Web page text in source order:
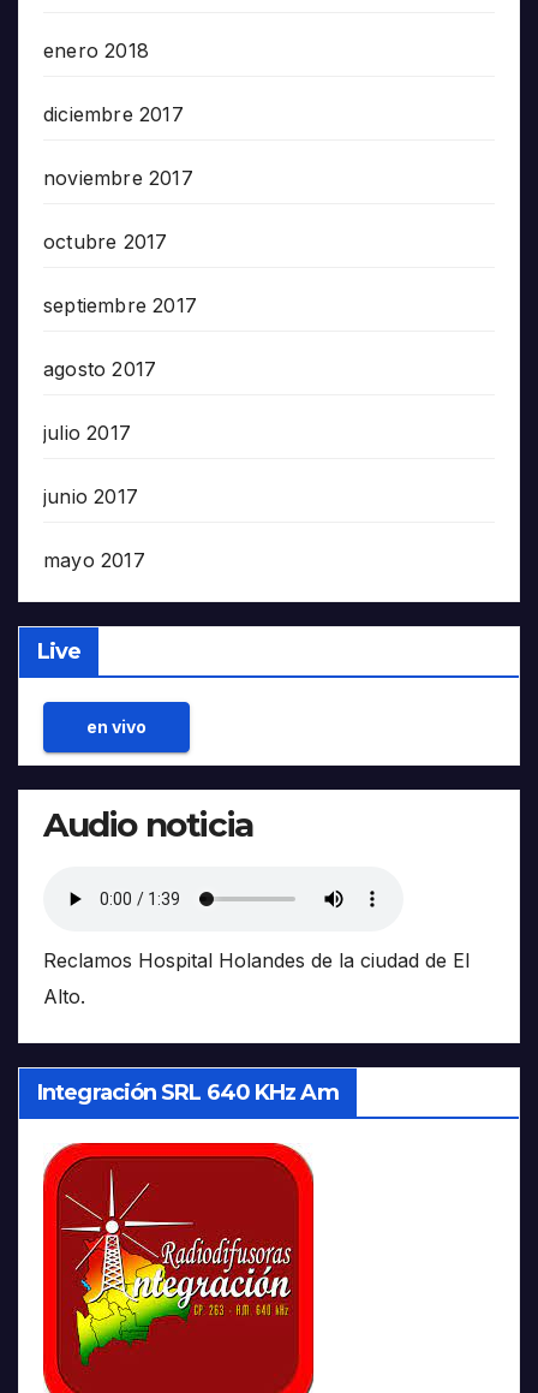
enero 2018
diciembre 2017
noviembre 2017
octubre 2017
septiembre 2017
agosto 2017
julio 2017
junio 2017
mayo 2017
Live
en vivo
Audio noticia
Reclamos Hospital Holandes de la ciudad de El
Alto.
Integración SRL 640 KHz Am